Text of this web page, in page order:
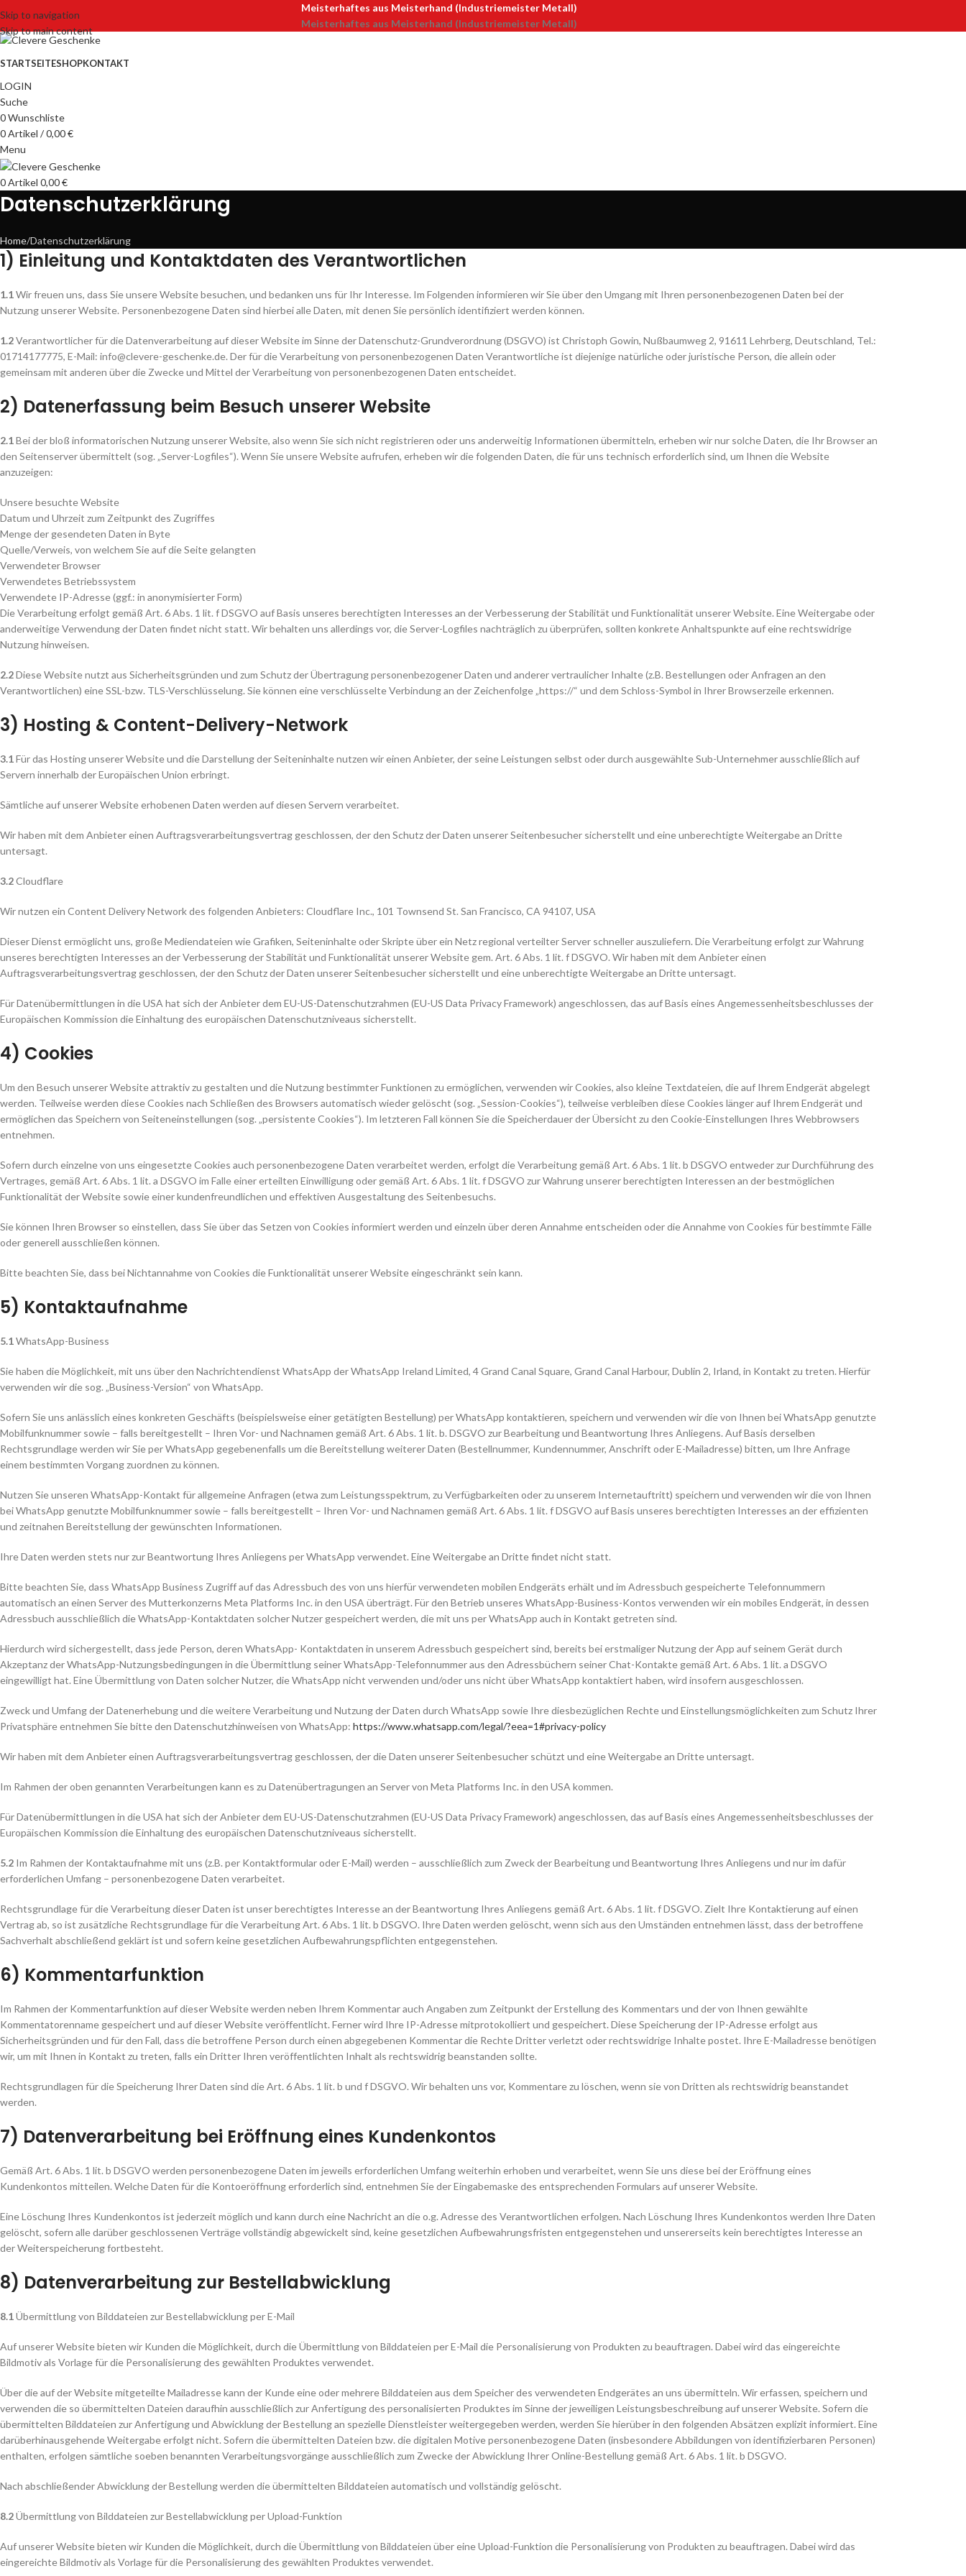
Skip to navigation
Skip to main content
Meisterhaftes aus Meisterhand (Industriemeister Metall)
Meisterhaftes aus Meisterhand (Industriemeister Metall)
STARTSEITESHOPKONTAKT
LOGIN
Suche
0Wunschliste
0Artikel /0,00€
Menu
0Artikel 0,00€
Datenschutzerklärung
Home Datenschutzerklärung
1) Einleitung und Kontaktdaten des Verantwortlichen
1.1Wir freuen uns, dass Sie unsere Website besuchen, und bedanken uns für Ihr Interesse. Im Folgenden informieren wir Sie über den Umgang mit Ihren personenbezogenen Daten bei der
Nutzung unserer Website. Personenbezogene Daten sind hierbei alle Daten, mit denen Sie persönlich identifiziert werden können.
1.2Verantwortlicher für die Datenverarbeitung auf dieser Website im Sinne der Datenschutz-Grundverordnung (DSGVO) ist Christoph Gowin, Nußbaumweg 2, 91611 Lehrberg, Deutschland, Tel.:
01714177775, E-Mail: info@clevere-geschenke.de. Der für die Verarbeitung von personenbezogenen Daten Verantwortliche ist diejenige natürliche oder juristische Person, die allein oder
gemeinsam mit anderen über die Zwecke und Mittel der Verarbeitung von personenbezogenen Daten entscheidet.
2) Datenerfassung beim Besuch unserer Website
2.1Bei der bloß informatorischen Nutzung unserer Website, also wenn Sie sich nicht registrieren oder uns anderweitig Informationen übermitteln, erheben wir nur solche Daten, die Ihr Browser an
den Seitenserver übermittelt (sog. „Server-Logfiles“). Wenn Sie unsere Website aufrufen, erheben wir die folgenden Daten, die für uns technisch erforderlich sind, um Ihnen die Website
anzuzeigen:
Unsere besuchte Website
Datum und Uhrzeit zum Zeitpunkt des Zugriffes
Menge der gesendeten Daten in Byte
Quelle/Verweis, von welchem Sie auf die Seite gelangten
Verwendeter Browser
Verwendetes Betriebssystem
Verwendete IP-Adresse (ggf.: in anonymisierter Form)
Die Verarbeitung erfolgt gemäß Art. 6 Abs. 1 lit. f DSGVO auf Basis unseres berechtigten Interesses an der Verbesserung der Stabilität und Funktionalität unserer Website. Eine Weitergabe oder
anderweitige Verwendung der Daten findet nicht statt. Wir behalten uns allerdings vor, die Server-Logfiles nachträglich zu überprüfen, sollten konkrete Anhaltspunkte auf eine rechtswidrige
Nutzung hinweisen.
2.2Diese Website nutzt aus Sicherheitsgründen und zum Schutz der Übertragung personenbezogener Daten und anderer vertraulicher Inhalte (z.B. Bestellungen oder Anfragen an den
Verantwortlichen) eine SSL-bzw. TLS-Verschlüsselung. Sie können eine verschlüsselte Verbindung an der Zeichenfolge „https://“ und dem Schloss-Symbol in Ihrer Browserzeile erkennen.
3) Hosting & Content-Delivery-Network
3.1Für das Hosting unserer Website und die Darstellung der Seiteninhalte nutzen wir einen Anbieter, der seine Leistungen selbst oder durch ausgewählte Sub-Unternehmer ausschließlich auf
Servern innerhalb der Europäischen Union erbringt.
Sämtliche auf unserer Website erhobenen Daten werden auf diesen Servern verarbeitet.
Wir haben mit dem Anbieter einen Auftragsverarbeitungsvertrag geschlossen, der den Schutz der Daten unserer Seitenbesucher sicherstellt und eine unberechtigte Weitergabe an Dritte
untersagt.
3.2Cloudflare
Wir nutzen ein Content Delivery Network des folgenden Anbieters: Cloudflare Inc., 101 Townsend St. San Francisco, CA 94107, USA
Dieser Dienst ermöglicht uns, große Mediendateien wie Grafiken, Seiteninhalte oder Skripte über ein Netz regional verteilter Server schneller auszuliefern. Die Verarbeitung erfolgt zur Wahrung
unseres berechtigten Interesses an der Verbesserung der Stabilität und Funktionalität unserer Website gem. Art. 6 Abs. 1 lit. f DSGVO. Wir haben mit dem Anbieter einen
Auftragsverarbeitungsvertrag geschlossen, der den Schutz der Daten unserer Seitenbesucher sicherstellt und eine unberechtigte Weitergabe an Dritte untersagt.
Für Datenübermittlungen in die USA hat sich der Anbieter dem EU-US-Datenschutzrahmen (EU-US Data Privacy Framework) angeschlossen, das auf Basis eines Angemessenheitsbeschlusses der
Europäischen Kommission die Einhaltung des europäischen Datenschutzniveaus sicherstellt.
4) Cookies
Um den Besuch unserer Website attraktiv zu gestalten und die Nutzung bestimmter Funktionen zu ermöglichen, verwenden wir Cookies, also kleine Textdateien, die auf Ihrem Endgerät abgelegt
werden. Teilweise werden diese Cookies nach Schließen des Browsers automatisch wieder gelöscht (sog. „Session-Cookies“), teilweise verbleiben diese Cookies länger auf Ihrem Endgerät und
ermöglichen das Speichern von Seiteneinstellungen (sog. „persistente Cookies“). Im letzteren Fall können Sie die Speicherdauer der Übersicht zu den Cookie-Einstellungen Ihres Webbrowsers
entnehmen.
Sofern durch einzelne von uns eingesetzte Cookies auch personenbezogene Daten verarbeitet werden, erfolgt die Verarbeitung gemäß Art. 6 Abs. 1 lit. b DSGVO entweder zur Durchführung des
Vertrages, gemäß Art. 6 Abs. 1 lit. a DSGVO im Falle einer erteilten Einwilligung oder gemäß Art. 6 Abs. 1 lit. f DSGVO zur Wahrung unserer berechtigten Interessen an der bestmöglichen
Funktionalität der Website sowie einer kundenfreundlichen und effektiven Ausgestaltung des Seitenbesuchs.
Sie können Ihren Browser so einstellen, dass Sie über das Setzen von Cookies informiert werden und einzeln über deren Annahme entscheiden oder die Annahme von Cookies für bestimmte Fälle
oder generell ausschließen können.
Bitte beachten Sie, dass bei Nichtannahme von Cookies die Funktionalität unserer Website eingeschränkt sein kann.
5) Kontaktaufnahme
5.1WhatsApp-Business
Sie haben die Möglichkeit, mit uns über den Nachrichtendienst WhatsApp der WhatsApp Ireland Limited, 4 Grand Canal Square, Grand Canal Harbour, Dublin 2, Irland, in Kontakt zu treten. Hierfür
verwenden wir die sog. „Business-Version“ von WhatsApp.
Sofern Sie uns anlässlich eines konkreten Geschäfts (beispielsweise einer getätigten Bestellung) per WhatsApp kontaktieren, speichern und verwenden wir die von Ihnen bei WhatsApp genutzte
Mobilfunknummer sowie – falls bereitgestellt – Ihren Vor- und Nachnamen gemäß Art. 6 Abs. 1 lit. b. DSGVO zur Bearbeitung und Beantwortung Ihres Anliegens. Auf Basis derselben
Rechtsgrundlage werden wir Sie per WhatsApp gegebenenfalls um die Bereitstellung weiterer Daten (Bestellnummer, Kundennummer, Anschrift oder E-Mailadresse) bitten, um Ihre Anfrage
einem bestimmten Vorgang zuordnen zu können.
Nutzen Sie unseren WhatsApp-Kontakt für allgemeine Anfragen (etwa zum Leistungsspektrum, zu Verfügbarkeiten oder zu unserem Internetauftritt) speichern und verwenden wir die von Ihnen
bei WhatsApp genutzte Mobilfunknummer sowie – falls bereitgestellt – Ihren Vor- und Nachnamen gemäß Art. 6 Abs. 1 lit. f DSGVO auf Basis unseres berechtigten Interesses an der effizienten
und zeitnahen Bereitstellung der gewünschten Informationen.
Ihre Daten werden stets nur zur Beantwortung Ihres Anliegens per WhatsApp verwendet. Eine Weitergabe an Dritte findet nicht statt.
Bitte beachten Sie, dass WhatsApp Business Zugriff auf das Adressbuch des von uns hierfür verwendeten mobilen Endgeräts erhält und im Adressbuch gespeicherte Telefonnummern
automatisch an einen Server des Mutterkonzerns Meta Platforms Inc. in den USA überträgt. Für den Betrieb unseres WhatsApp-Business-Kontos verwenden wir ein mobiles Endgerät, in dessen
Adressbuch ausschließlich die WhatsApp-Kontaktdaten solcher Nutzer gespeichert werden, die mit uns per WhatsApp auch in Kontakt getreten sind.
Hierdurch wird sichergestellt, dass jede Person, deren WhatsApp- Kontaktdaten in unserem Adressbuch gespeichert sind, bereits bei erstmaliger Nutzung der App auf seinem Gerät durch
Akzeptanz der WhatsApp-Nutzungsbedingungen in die Übermittlung seiner WhatsApp-Telefonnummer aus den Adressbüchern seiner Chat-Kontakte gemäß Art. 6 Abs. 1 lit. a DSGVO
eingewilligt hat. Eine Übermittlung von Daten solcher Nutzer, die WhatsApp nicht verwenden und/oder uns nicht über WhatsApp kontaktiert haben, wird insofern ausgeschlossen.
Zweck und Umfang der Datenerhebung und die weitere Verarbeitung und Nutzung der Daten durch WhatsApp sowie Ihre diesbezüglichen Rechte und Einstellungsmöglichkeiten zum Schutz Ihrer
Privatsphäre entnehmen Sie bitte den Datenschutzhinweisen von WhatsApp: https://www.whatsapp.com/legal/?eea=1#privacy-policy
Wir haben mit dem Anbieter einen Auftragsverarbeitungsvertrag geschlossen, der die Daten unserer Seitenbesucher schützt und eine Weitergabe an Dritte untersagt.
Im Rahmen der oben genannten Verarbeitungen kann es zu Datenübertragungen an Server von Meta Platforms Inc. in den USA kommen.
Für Datenübermittlungen in die USA hat sich der Anbieter dem EU-US-Datenschutzrahmen (EU-US Data Privacy Framework) angeschlossen, das auf Basis eines Angemessenheitsbeschlusses der
Europäischen Kommission die Einhaltung des europäischen Datenschutzniveaus sicherstellt.
5.2 Im Rahmen der Kontaktaufnahme mit uns (z.B. per Kontaktformular oder E-Mail) werden – ausschließlich zum Zweck der Bearbeitung und Beantwortung Ihres Anliegens und nur im dafür
erforderlichen Umfang – personenbezogene Daten verarbeitet.
Rechtsgrundlage für die Verarbeitung dieser Daten ist unser berechtigtes Interesse an der Beantwortung Ihres Anliegens gemäß Art. 6 Abs. 1 lit. f DSGVO. Zielt Ihre Kontaktierung auf einen
Vertrag ab, so ist zusätzliche Rechtsgrundlage für die Verarbeitung Art. 6 Abs. 1 lit. b DSGVO. Ihre Daten werden gelöscht, wenn sich aus den Umständen entnehmen lässt, dass der betroffene
Sachverhalt abschließend geklärt ist und sofern keine gesetzlichen Aufbewahrungspflichten entgegenstehen.
6) Kommentarfunktion
Im Rahmen der Kommentarfunktion auf dieser Website werden neben Ihrem Kommentar auch Angaben zum Zeitpunkt der Erstellung des Kommentars und der von Ihnen gewählte
Kommentatorenname gespeichert und auf dieser Website veröffentlicht. Ferner wird Ihre IP-Adresse mitprotokolliert und gespeichert. Diese Speicherung der IP-Adresse erfolgt aus
Sicherheitsgründen und für den Fall, dass die betroffene Person durch einen abgegebenen Kommentar die Rechte Dritter verletzt oder rechtswidrige Inhalte postet. Ihre E-Mailadresse benötigen
wir, um mit Ihnen in Kontakt zu treten, falls ein Dritter Ihren veröffentlichten Inhalt als rechtswidrig beanstanden sollte.
Rechtsgrundlagen für die Speicherung Ihrer Daten sind die Art. 6 Abs. 1 lit. b und f DSGVO. Wir behalten uns vor, Kommentare zu löschen, wenn sie von Dritten als rechtswidrig beanstandet
werden.
7) Datenverarbeitung bei Eröffnung eines Kundenkontos
Gemäß Art. 6 Abs. 1 lit. b DSGVO werden personenbezogene Daten im jeweils erforderlichen Umfang weiterhin erhoben und verarbeitet, wenn Sie uns diese bei der Eröffnung eines
Kundenkontos mitteilen. Welche Daten für die Kontoeröffnung erforderlich sind, entnehmen Sie der Eingabemaske des entsprechenden Formulars auf unserer Website.
Eine Löschung Ihres Kundenkontos ist jederzeit möglich und kann durch eine Nachricht an die o.g. Adresse des Verantwortlichen erfolgen. Nach Löschung Ihres Kundenkontos werden Ihre Daten
gelöscht, sofern alle darüber geschlossenen Verträge vollständig abgewickelt sind, keine gesetzlichen Aufbewahrungsfristen entgegenstehen und unsererseits kein berechtigtes Interesse an
der Weiterspeicherung fortbesteht.
8) Datenverarbeitung zur Bestellabwicklung
8.1Übermittlung von Bilddateien zur Bestellabwicklung per E-Mail
Auf unserer Website bieten wir Kunden die Möglichkeit, durch die Übermittlung von Bilddateien per E-Mail die Personalisierung von Produkten zu beauftragen. Dabei wird das eingereichte
Bildmotiv als Vorlage für die Personalisierung des gewählten Produktes verwendet.
Über die auf der Website mitgeteilte Mailadresse kann der Kunde eine oder mehrere Bilddateien aus dem Speicher des verwendeten Endgerätes an uns übermitteln. Wir erfassen, speichern und
verwenden die so übermittelten Dateien daraufhin ausschließlich zur Anfertigung des personalisierten Produktes im Sinne der jeweiligen Leistungsbeschreibung auf unserer Website. Sofern die
übermittelten Bilddateien zur Anfertigung und Abwicklung der Bestellung an spezielle Dienstleister weitergegeben werden, werden Sie hierüber in den folgenden Absätzen explizit informiert. Eine
darüberhinausgehende Weitergabe erfolgt nicht. Sofern die übermittelten Dateien bzw. die digitalen Motive personenbezogene Daten (insbesondere Abbildungen von identifizierbaren Personen)
enthalten, erfolgen sämtliche soeben benannten Verarbeitungsvorgänge ausschließlich zum Zwecke der Abwicklung Ihrer Online-Bestellung gemäß Art. 6 Abs. 1 lit. b DSGVO.
Nach abschließender Abwicklung der Bestellung werden die übermittelten Bilddateien automatisch und vollständig gelöscht.
8.2Übermittlung von Bilddateien zur Bestellabwicklung per Upload-Funktion
Auf unserer Website bieten wir Kunden die Möglichkeit, durch die Übermittlung von Bilddateien über eine Upload-Funktion die Personalisierung von Produkten zu beauftragen. Dabei wird das
eingereichte Bildmotiv als Vorlage für die Personalisierung des gewählten Produktes verwendet.